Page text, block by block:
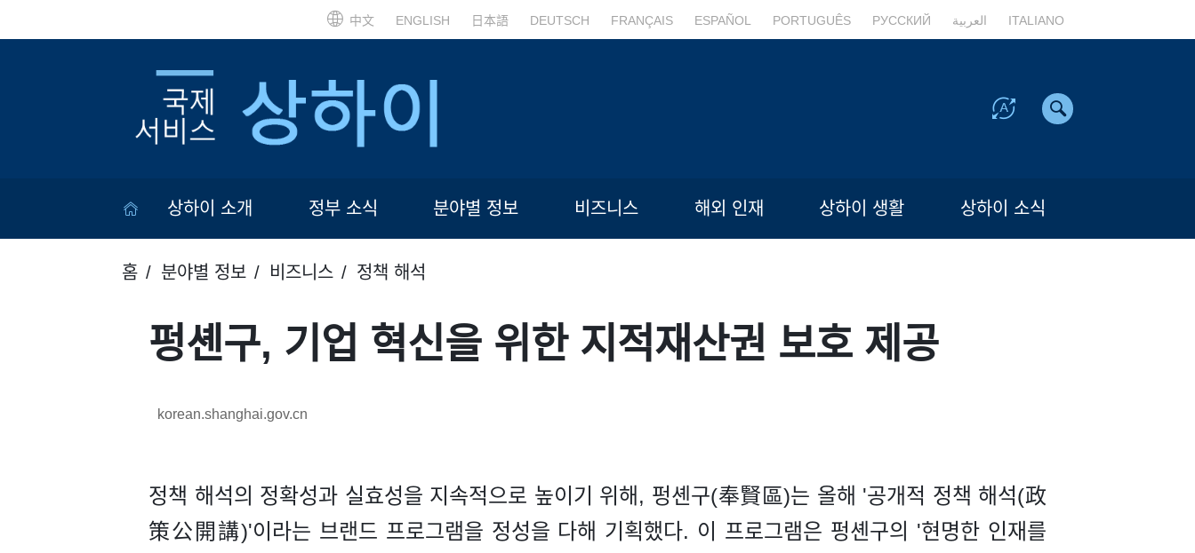
中文 ENGLISH 日本語 DEUTSCH FRANÇAIS ESPAÑOL PORTUGUÊS РУССКИЙ العربية ITALIANO
상하이 소개 정부 소식 분야별 정보 비즈니스 해외 인재 상하이 생활 상하이 소식
홈 분야별 정보 비즈니스 정책 해석
펑셴구, 기업 혁신을 위한 지적재산권 보호 제공
korean.shanghai.gov.cn
정책 해석의 정확성과 실효성을 지속적으로 높이기 위해, 펑셴구(奉賢區)는 올해 '공개적 정책 해석(政
策公開講)'이라는 브랜드 프로그램을 정성을 다해 기획했다. 이 프로그램은 펑셴구의 '현명한 인재를